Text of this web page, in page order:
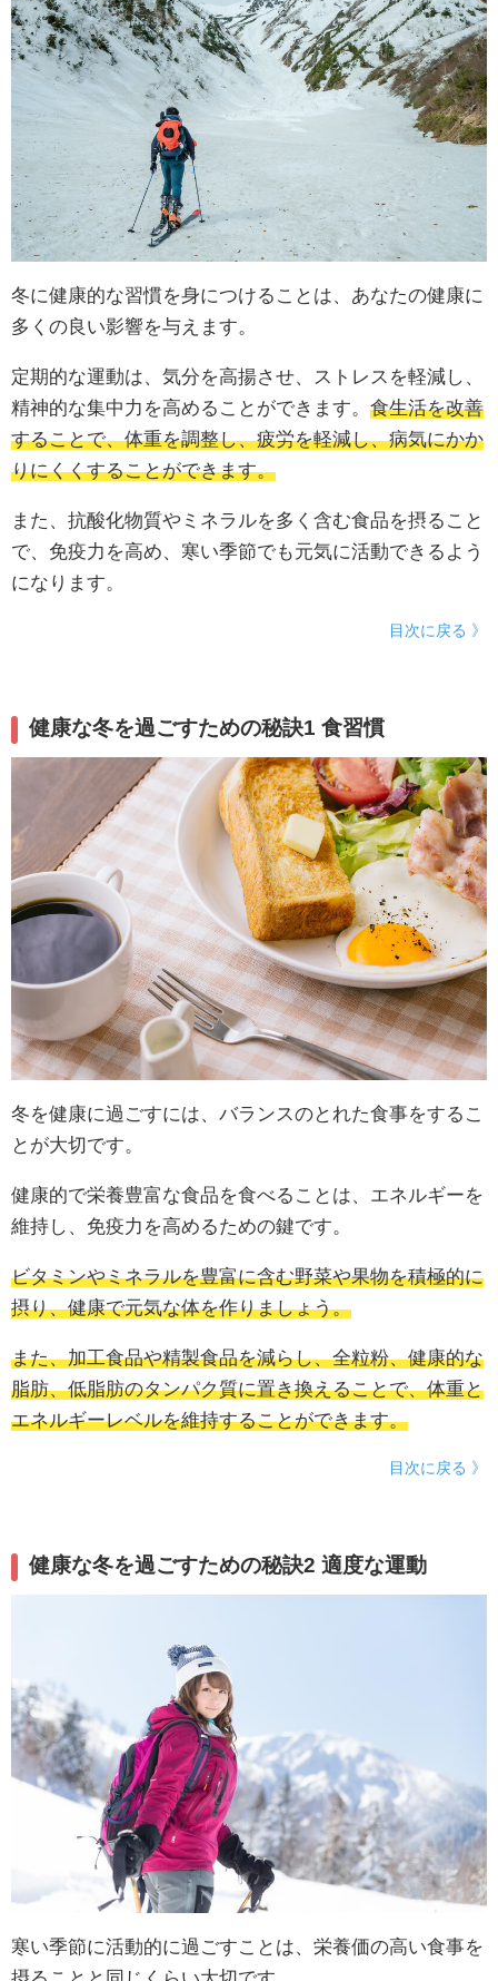
冬に健康的な習慣を身につけることは、あなたの健康に
多くの良い影響を与えます。
定期的な運動は、気分を高揚させ、ストレスを軽減し、
精神的な集中力を高めることができます。 食生活を改善
することで、体重を調整し、疲労を軽減し、病気にかか
りにくくすることができます。
また、抗酸化物質やミネラルを多く含む食品を摂ること
で、免疫力を高め、寒い季節でも元気に活動できるよう
になります。
目次に戻る 》
健康な冬を過ごすための秘訣1 食習慣
冬を健康に過ごすには、バランスのとれた食事をするこ
とが大切です。
健康的で栄養豊富な食品を食べることは、エネルギーを
維持し、免疫力を高めるための鍵です。
ビタミンやミネラルを豊富に含む野菜や果物を積極的に
摂り、健康で元気な体を作りましょう。
また、加工食品や精製食品を減らし、全粒粉、健康的な
脂肪、低脂肪のタンパク質に置き換えることで、体重と
エネルギーレベルを維持することができます。
目次に戻る 》
健康な冬を過ごすための秘訣2 適度な運動
寒い季節に活動的に過ごすことは、栄養価の高い食事を